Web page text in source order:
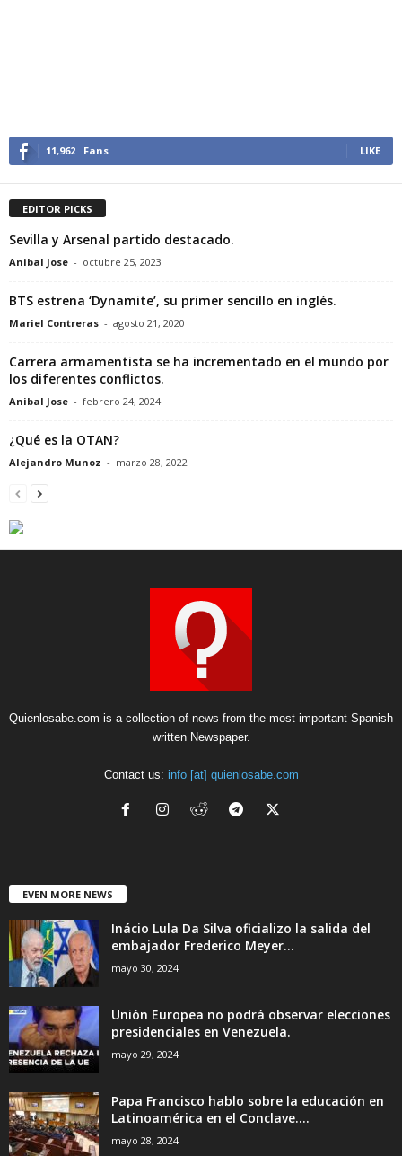
11,962 Fans LIKE
EDITOR PICKS
Sevilla y Arsenal partido destacado.
Anibal Jose - octubre 25, 2023
BTS estrena ‘Dynamite’, su primer sencillo en inglés.
Mariel Contreras - agosto 21, 2020
Carrera armamentista se ha incrementado en el mundo por
los diferentes conflictos.
Anibal Jose - febrero 24, 2024
¿Qué es la OTAN?
Alejandro Munoz - marzo 28, 2022
Quienlosabe.com is a collection of news from the most important Spanish
written Newspaper.
Contact us: info [at] quienlosabe.com
EVEN MORE NEWS
Inácio Lula Da Silva oficializo la salida del
embajador Frederico Meyer...
mayo 30, 2024
Unión Europea no podrá observar elecciones
presidenciales en Venezuela.
mayo 29, 2024
Papa Francisco hablo sobre la educación en
Latinoamérica en el Conclave....
mayo 28, 2024